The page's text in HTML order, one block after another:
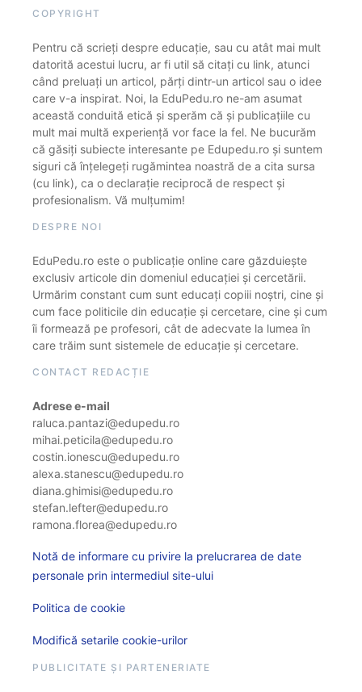
COPYRIGHT
Pentru că scrieți despre educație, sau cu atât mai mult
datorită acestui lucru, ar fi util să citați cu link, atunci
când preluați un articol, părți dintr-un articol sau o idee
care v-a inspirat. Noi, la EduPedu.ro ne-am asumat
această conduită etică și sperăm că și publicațiile cu
mult mai multă experiență vor face la fel. Ne bucurăm
că găsiți subiecte interesante pe Edupedu.ro și suntem
siguri că înțelegeți rugămintea noastră de a cita sursa
(cu link), ca o declarație reciprocă de respect și
profesionalism. Vă mulțumim!
DESPRE NOI
EduPedu.ro este o publicație online care găzduiește
exclusiv articole din domeniul educației și cercetării.
Urmărim constant cum sunt educați copiii noștri, cine și
cum face politicile din educație și cercetare, cine și cum
îi formează pe profesori, cât de adecvate la lumea în
care trăim sunt sistemele de educație și cercetare.
CONTACT REDACȚIE
Adrese e-mail
raluca.pantazi@edupedu.ro
mihai.peticila@edupedu.ro
costin.ionescu@edupedu.ro
alexa.stanescu@edupedu.ro
diana.ghimisi@edupedu.ro
stefan.lefter@edupedu.ro
ramona.florea@edupedu.ro
Notă de informare cu privire la prelucrarea de date
personale prin intermediul site-ului
Politica de cookie
Modifică setarile cookie-urilor
PUBLICITATE ȘI PARTENERIATE